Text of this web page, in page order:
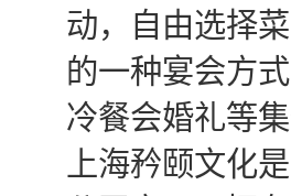
动，自由选择
的一种宴会方
冷餐会婚礼等
上海矜颐文化